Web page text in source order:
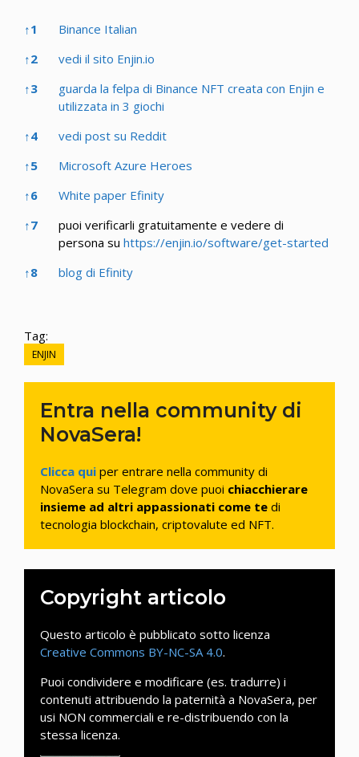
↑1
Binance Italian
↑2
vedi il sito Enjin.io
↑3
guarda la felpa di Binance NFT creata con Enjin e
utilizzata in 3 giochi
↑4
vedi post su Reddit
↑5
Microsoft Azure Heroes
↑6
White paper Efinity
↑7
puoi verificarli gratuitamente e vedere di
persona su https://enjin.io/software/get-started
↑8 blog di Efinity
Tag:
ENJIN
Entra nella community di
NovaSera!
Clicca qui per entrare nella community di
NovaSera su Telegram dove puoi chiacchierare
insieme ad altri appassionati come te di
tecnologia blockchain, criptovalute ed NFT.
Copyright articolo
Questo articolo è pubblicato sotto licenza
Creative Commons BY-NC-SA 4.0.
Puoi condividere e modificare (es. tradurre) i
contenuti attribuendo la paternità a NovaSera, per
usi NON commerciali e re-distribuendo con la
stessa licenza.